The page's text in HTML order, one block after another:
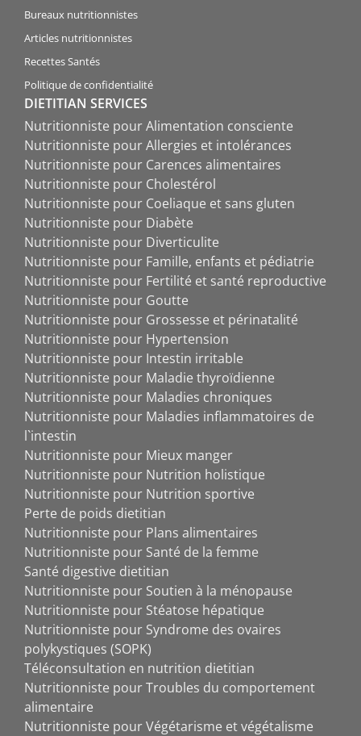
Bureaux nutritionnistes
Articles nutritionnistes
Recettes Santés
Politique de confidentialité
DIETITIAN SERVICES
Nutritionniste pour Alimentation consciente
Nutritionniste pour Allergies et intolérances
Nutritionniste pour Carences alimentaires
Nutritionniste pour Cholestérol
Nutritionniste pour Coeliaque et sans gluten
Nutritionniste pour Diabète
Nutritionniste pour Diverticulite
Nutritionniste pour Famille, enfants et pédiatrie
Nutritionniste pour Fertilité et santé reproductive
Nutritionniste pour Goutte
Nutritionniste pour Grossesse et périnatalité
Nutritionniste pour Hypertension
Nutritionniste pour Intestin irritable
Nutritionniste pour Maladie thyroïdienne
Nutritionniste pour Maladies chroniques
Nutritionniste pour Maladies inflammatoires de
l`intestin
Nutritionniste pour Mieux manger
Nutritionniste pour Nutrition holistique
Nutritionniste pour Nutrition sportive
Perte de poids dietitian
Nutritionniste pour Plans alimentaires
Nutritionniste pour Santé de la femme
Santé digestive dietitian
Nutritionniste pour Soutien à la ménopause
Nutritionniste pour Stéatose hépatique
Nutritionniste pour Syndrome des ovaires
polykystiques (SOPK)
Téléconsultation en nutrition dietitian
Nutritionniste pour Troubles du comportement
alimentaire
Nutritionniste pour Végétarisme et végétalisme